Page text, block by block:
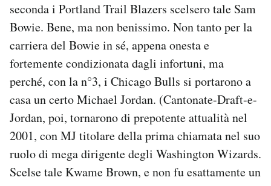
seconda i Portland Trail Blazers scelsero tale Sam
Bowie. Bene, ma non benissimo. Non tanto per la
carriera del Bowie in sé, appena onesta e
fortemente condizionata dagli infortuni, ma
perché, con la n°3, i Chicago Bulls si portarono a
casa un certo Michael Jordan. (Cantonate-Draft-e-
Jordan, poi, tornarono di prepotente attualità nel
2001, con MJ titolare della prima chiamata nel suo
ruolo di mega dirigente degli Washington Wizards.
Scelse tale Kwame Brown, e non fu esattamente un